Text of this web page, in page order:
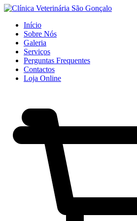
Início
Sobre Nós
Galeria
Serviços
Perguntas Frequentes
Contactos
Loja Online